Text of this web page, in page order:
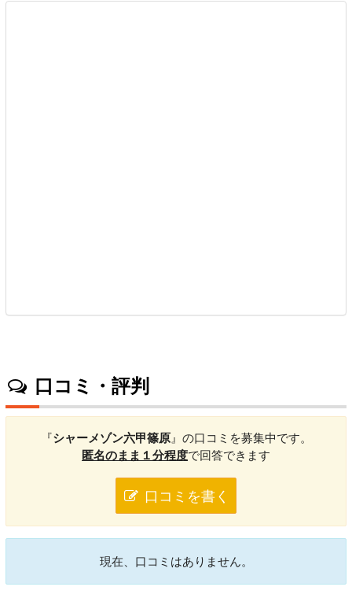
口コミ・評判
『シャーメゾン六甲篠原』の口コミを募集中です。
匿名のまま１分程度で回答できます
口コミを書く
現在、口コミはありません。